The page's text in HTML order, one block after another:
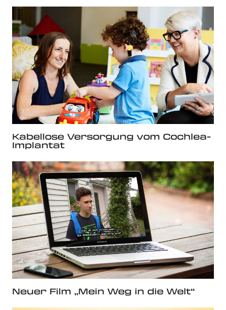
Kabellose Versorgung vom Cochlea-
Implantat
Neuer Film „Mein Weg in die Welt“